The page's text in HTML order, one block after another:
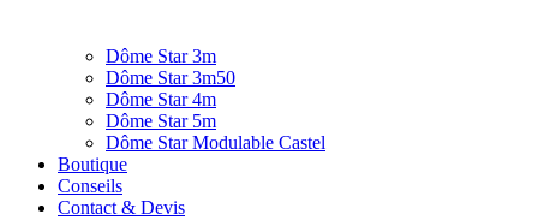
Dôme Star 3m
Dôme Star 3m50
Dôme Star 4m
Dôme Star 5m
Dôme Star Modulable Castel
Boutique
Conseils
Contact & Devis